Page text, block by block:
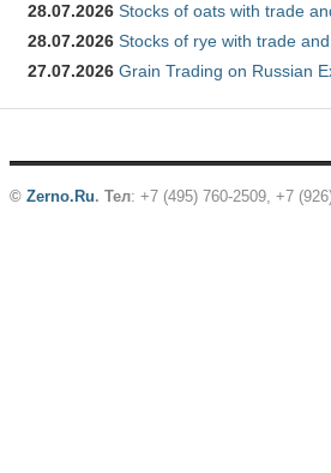
28.07.2026 Stocks of oats with trade
28.07.2026 Stocks of rye with trade
27.07.2026 Grain Trading on Russian
© Zerno.Ru. Тел: +7 (495) 760-2509, +7